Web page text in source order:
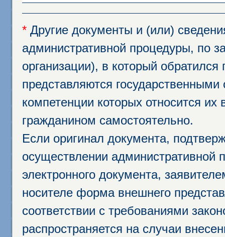
* Другие документы и (или)
административной процедуры, по
организации), в который
представляются
компетенции которых относится
гражданином самостоятельно.
Если оригинал документа,
осуществлении административной
электронного документа,
носителе форма внешнего
соответствии с требованиями
распространяется на случаи